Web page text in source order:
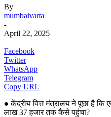
By
mumbaivarta
-
April 22, 2025
Facebook
Twitter
WhatsApp
Telegram
Copy URL
● केंद्रीय वित्त मंत्रालय ने पूछा है
लाख 37 हजार तक कैसे पहुंचा?